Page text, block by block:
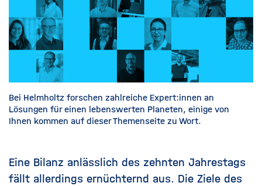
Bei Helmholtz forschen zahlreiche Expert:innen an
Lösungen für einen lebenswerten Planeten, einige von
Ihnen kommen auf dieser Themenseite zu Wort.
Eine Bilanz anlässlich des zehnten Jahrestags
fällt allerdings ernüchternd aus. Die Ziele des